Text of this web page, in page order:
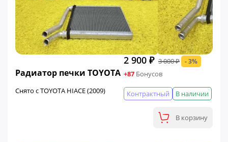
Радиатор печки TOYOTA
Снято с TOYOTA HIACE (2009)
2 900 ₽ 3 000 ₽ - 3%
+87 Бонусов
В наличии
Контрактный
В корзину